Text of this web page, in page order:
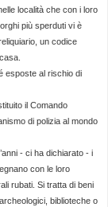
località che con i loro
più sperduti vi è
un codice
esposte al rischio di
il Comando
di polizia al mondo
- ci ha dichiarato - i
con le loro
rubati. Si tratta di beni
biblioteche o